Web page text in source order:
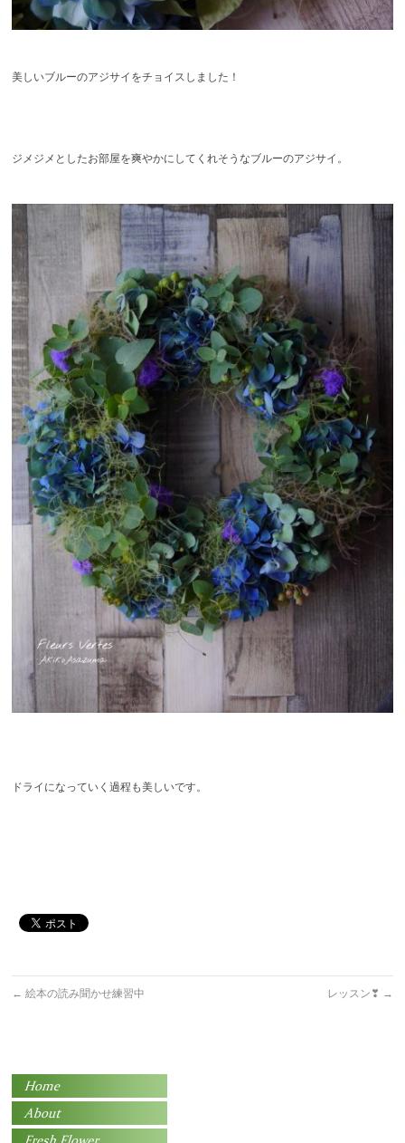
美しいブルーのアジサイをチョイスしました！
ジメジメとしたお部屋を爽やかにしてくれそうなブルーのアジサイ。
ドライになっていく過程も美しいです。
← 絵本の読み聞かせ練習中 レッスン❣ →